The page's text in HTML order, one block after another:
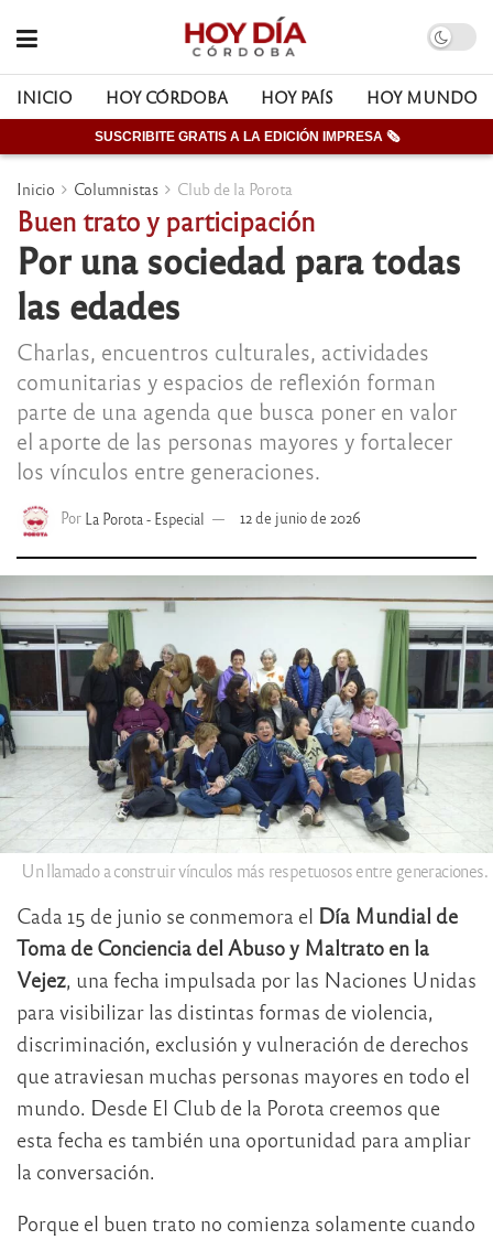
INICIO HOY CÓRDOBA HOY PAÍS HOY MUNDO
SUSCRIBITE GRATIS A LA EDICIÓN IMPRESA 🗞
Inicio Columnistas Club de la Porota
Buen trato y participación
Por una sociedad para todas
las edades
Charlas, encuentros culturales, actividades
comunitarias y espacios de reflexión forman
parte de una agenda que busca poner en valor
el aporte de las personas mayores y fortalecer
los vínculos entre generaciones.
Por La Porota - Especial 12 de junio de 2026
Un llamado a construir vínculos más respetuosos entre generaciones.
Cada 15 de junio se conmemora el Día Mundial de
Toma de Conciencia del Abuso y Maltrato en la
Vejez, una fecha impulsada por las Naciones Unidas
para visibilizar las distintas formas de violencia,
discriminación, exclusión y vulneración de derechos
que atraviesan muchas personas mayores en todo el
mundo. Desde El Club de la Porota creemos que
esta fecha es también una oportunidad para ampliar
la conversación.
Porque el buen trato no comienza solamente cuando